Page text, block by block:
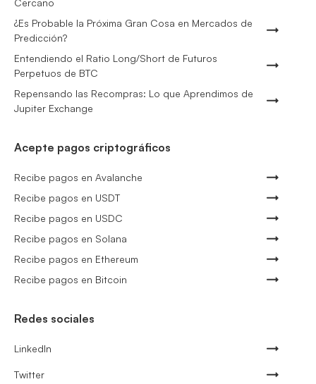
Cercano
¿Es Probable la Próxima Gran Cosa en Mercados de
Predicción?
Entendiendo el Ratio Long/Short de Futuros
Perpetuos de BTC
Repensando las Recompras: Lo que Aprendimos de
Jupiter Exchange
Acepte pagos criptográficos
Recibe pagos en Avalanche
Recibe pagos en USDT
Recibe pagos en USDC
Recibe pagos en Solana
Recibe pagos en Ethereum
Recibe pagos en Bitcoin
Redes sociales
LinkedIn
Twitter